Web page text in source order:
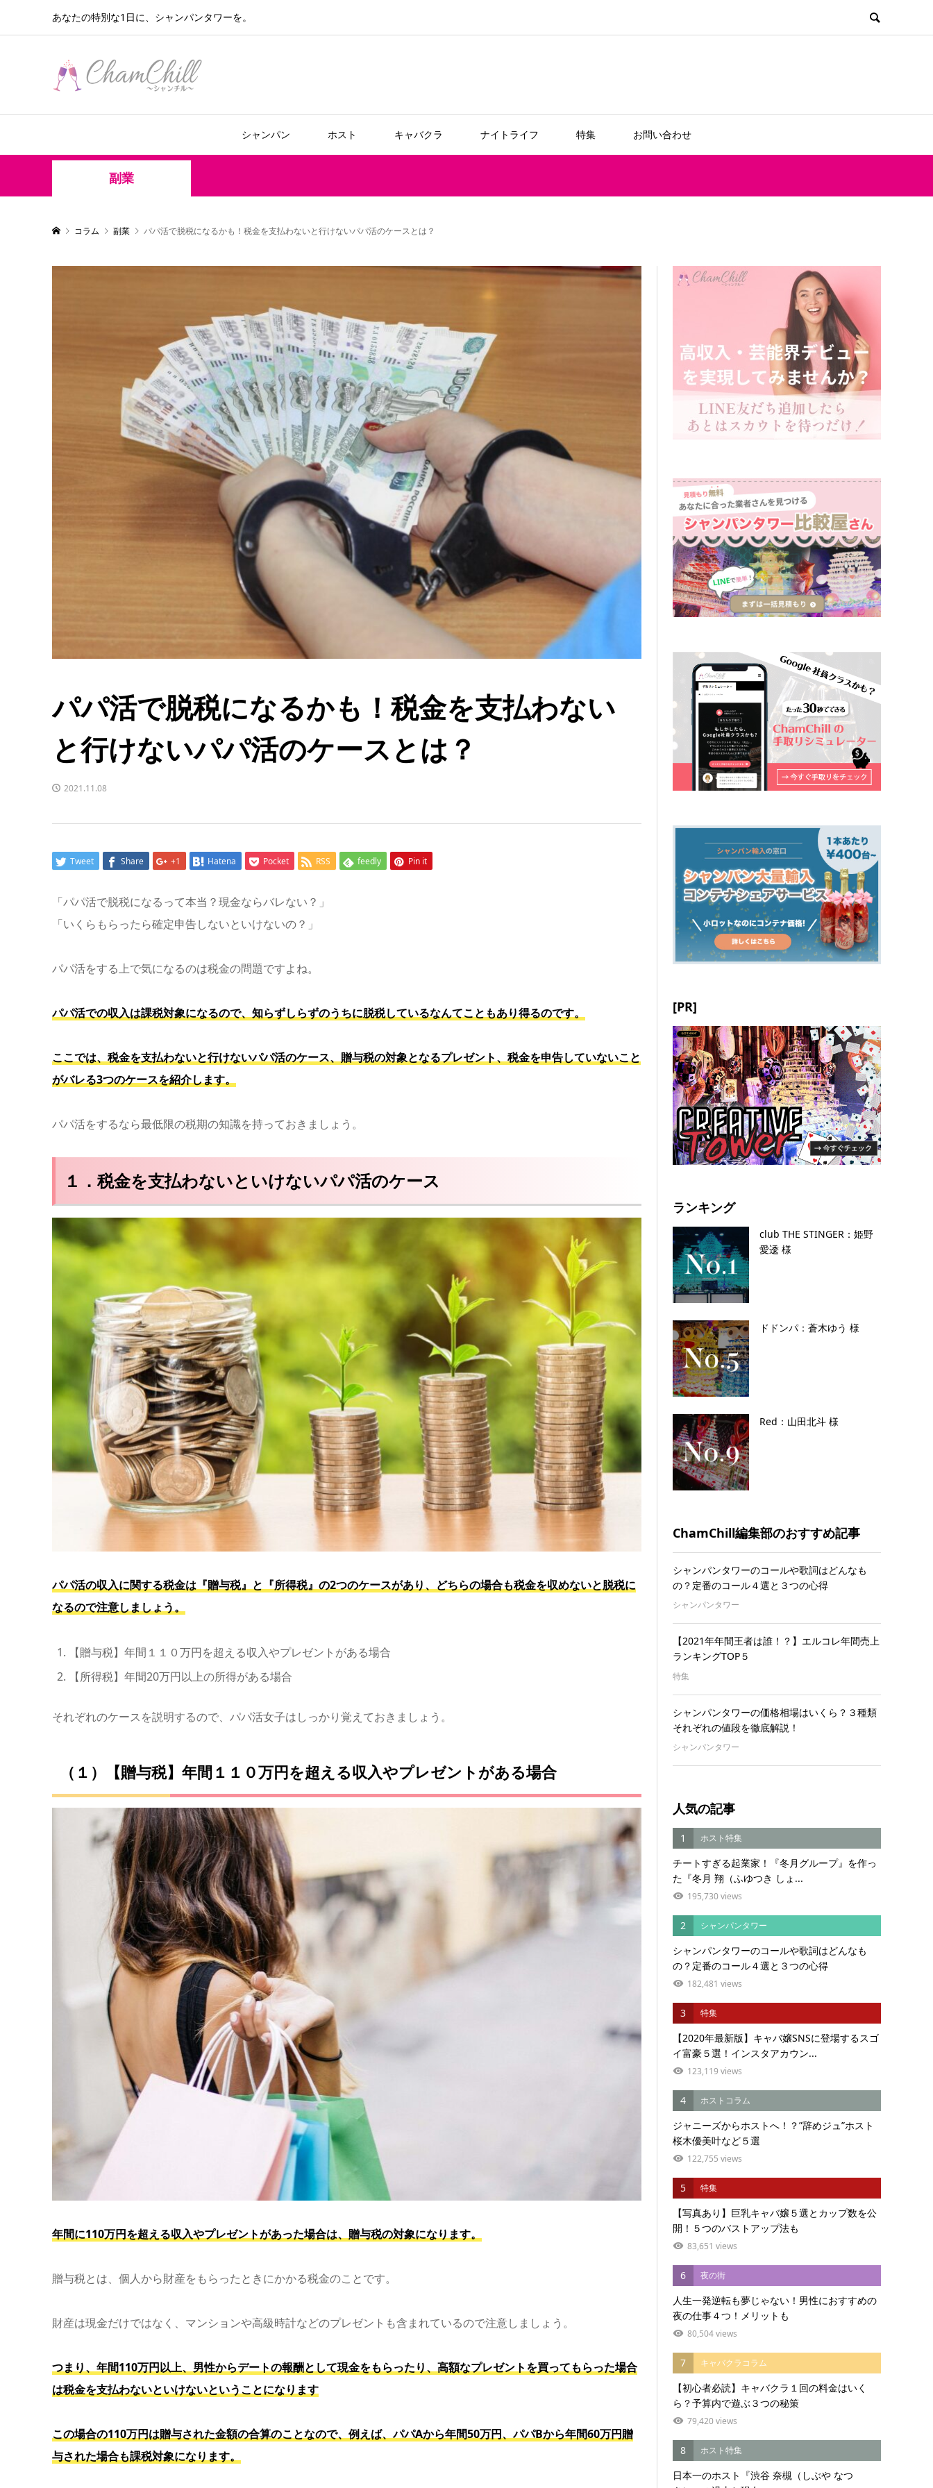
あなたの特別な1日に、シャンパンタワーを。
シャンパン ホスト キャバクラ ナイトライフ 特集 お問い合わせ
副業
コラム 副業 パパ活で脱税になるかも！税金を支払わないと行けないパパ活のケースとは？
パパ活で脱税になるかも！税金を支払わない
と行けないパパ活のケースとは？
2021.11.08
Tweet Share +1 Hatena Pocket RSS feedly Pin it
「パパ活で脱税になるって本当？現金ならバレない？」
「いくらもらったら確定申告しないといけないの？」
パパ活をする上で気になるのは税金の問題ですよね。
パパ活での収入は課税対象になるので、知らずしらずのうちに脱税しているなんてこともあり得るのです。
ここでは、税金を支払わないと行けないパパ活のケース、贈与税の対象となるプレゼント、税金を申告していないこと
がバレる3つのケースを紹介します。
パパ活をするなら最低限の税期の知識を持っておきましょう。
１．税金を支払わないといけないパパ活のケース
パパ活の収入に関する税金は『贈与税』と『所得税』の2つのケースがあり、どちらの場合も税金を収めないと脱税に
なるので注意しましょう。
【贈与税】年間１１０万円を超える収入やプレゼントがある場合
【所得税】年間20万円以上の所得がある場合
それぞれのケースを説明するので、パパ活女子はしっかり覚えておきましょう。
（１）【贈与税】年間１１０万円を超える収入やプレゼントがある場合
年間に110万円を超える収入やプレゼントがあった場合は、贈与税の対象になります。
贈与税とは、個人から財産をもらったときにかかる税金のことです。
財産は現金だけではなく、マンションや高級時計などのプレゼントも含まれているので注意しましょう。
つまり、年間110万円以上、男性からデートの報酬として現金をもらったり、高額なプレゼントを買ってもらった場合
は税金を支払わないといけないということになります
この場合の110万円は贈与された金額の合算のことなので、例えば、パパAから年間50万円、パパBから年間60万円贈
与された場合も課税対象になります。
[PR]
ランキング
club THE STINGER：姫野
愛逶 様
ドドンパ：蒼木ゆう 様
Red：山田北斗 様
ChamChill編集部のおすすめ記事
シャンパンタワーのコールや歌詞はどんなも
の？定番のコール４選と３つの心得
シャンパンタワー
【2021年年間王者は誰！？】エルコレ年間売上
ランキングTOP５
特集
シャンパンタワーの価格相場はいくら？３種類
それぞれの値段を徹底解説！
シャンパンタワー
人気の記事
1 ホスト特集
チートすぎる起業家！『冬月グループ』を作っ
た『冬月 翔（ふゆつき しょ...
195,730 views
2 シャンパンタワー
シャンパンタワーのコールや歌詞はどんなも
の？定番のコール４選と３つの心得
182,481 views
3 特集
【2020年最新版】キャバ嬢SNSに登場するスゴ
イ富豪５選！インスタアカウン...
123,119 views
4 ホストコラム
ジャニーズからホストへ！？”辞めジュ”ホスト
桜木優美叶など５選
122,755 views
5 特集
【写真あり】巨乳キャバ嬢５選とカップ数を公
開！５つのバストアップ法も
83,651 views
6 夜の街
人生一発逆転も夢じゃない！男性におすすめの
夜の仕事４つ！メリットも
80,504 views
7 キャバクラコラム
【初心者必読】キャバクラ１回の料金はいく
ら？予算内で遊ぶ３つの秘策
79,420 views
8 ホスト特集
日本一のホスト『渋谷 奈槻（しぶや なつ